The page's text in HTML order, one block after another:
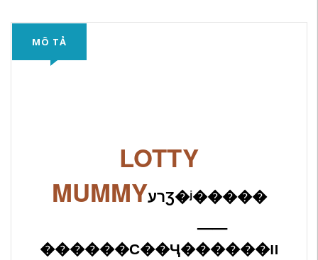
MÔ TẢ
LOTTY
MUMMY
רעƷ�ʲ�����
——
������С��Ҷ������װ